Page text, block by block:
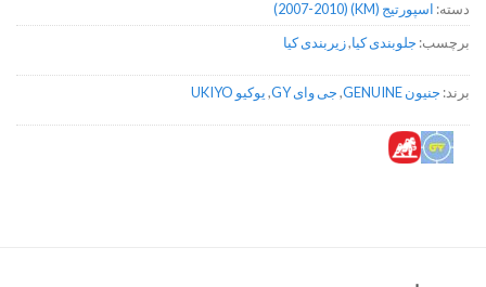
دسته: اسپورتیج (KM) (2007-2010)
برچسب: جلوبندی کیا,زیربندی کیا
برند: جنیون GENUINE ,جی وای GY ,یوکیو UKIYO